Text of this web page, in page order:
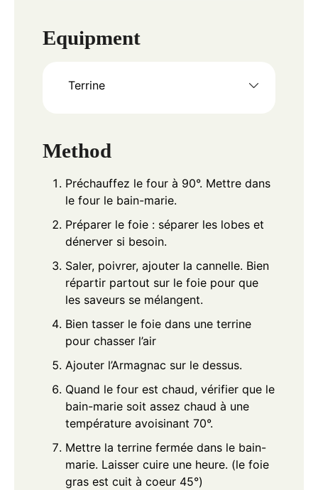
Equipment
Terrine
Method
Préchauffez le four à 90°. Mettre dans
le four le bain-marie.
Préparer le foie : séparer les lobes et
dénerver si besoin.
Saler, poivrer, ajouter la cannelle. Bien
répartir partout sur le foie pour que
les saveurs se mélangent.
Bien tasser le foie dans une terrine
pour chasser l’air
Ajouter l’Armagnac sur le dessus.
Quand le four est chaud, vérifier que le
bain-marie soit assez chaud à une
température avoisinant 70°.
Mettre la terrine fermée dans le bain-
marie. Laisser cuire une heure. (le foie
gras est cuit à coeur 45°)